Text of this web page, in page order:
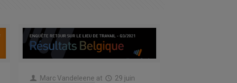
Marc Vandeleene at
29 juin